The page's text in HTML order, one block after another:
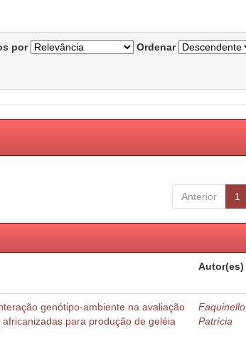
por
Ordenar
Anterior 1
Autor(es)
genótipo-ambiente na avaliação
para produção de geléia
Faquinello,
Patrícia